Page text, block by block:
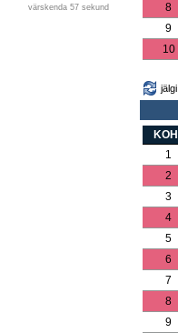
värskenda 57 sekund
8
9
10
1
2
3
4
5
6
7
8
9